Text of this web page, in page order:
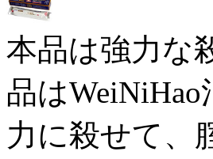
本品は強力な
品は
力に殺せて、